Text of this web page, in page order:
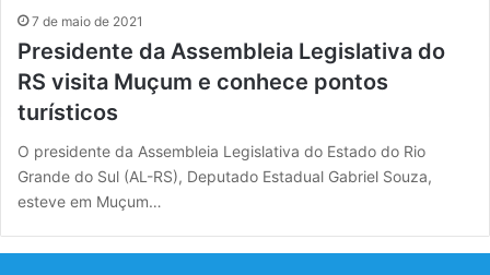
7 de maio de 2021
Presidente da Assembleia Legislativa do
RS visita Muçum e conhece pontos
turísticos
O presidente da Assembleia Legislativa do Estado do Rio
Grande do Sul (AL-RS), Deputado Estadual Gabriel Souza,
esteve em Muçum…